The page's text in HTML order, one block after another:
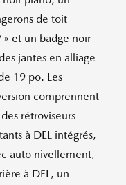
de toit
» et un badge noir
jantes en alliage
19 po. Les
comprennent
rétroviseurs
à DEL intégrés,
auto nivellement,
à DEL, un